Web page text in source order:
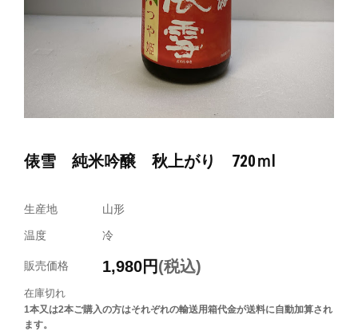
俵雪 純米吟醸 秋上がり 720ｍⅼ
生産地 山形
温度 冷
販売価格 1,980円(税込)
在庫切れ
1本又は2本ご購入の方はそれぞれの輸送用箱代金が送料に自動加算され
ます。